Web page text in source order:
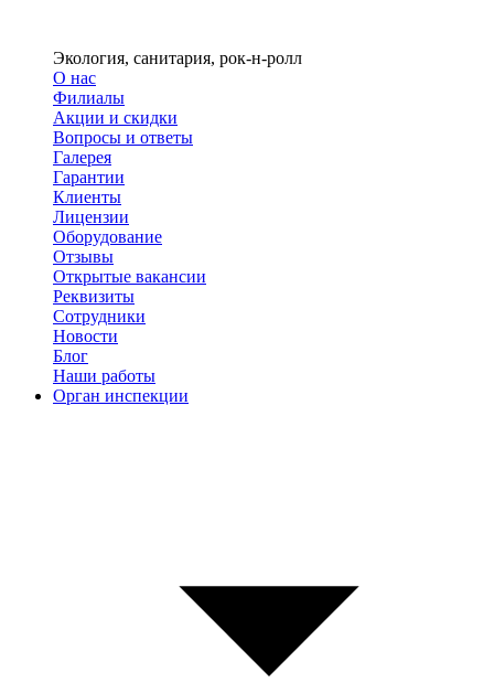
Экология, санитария, рок-н-ролл
О нас
Филиалы
Акции и скидки
Вопросы и ответы
Галерея
Гарантии
Клиенты
Лицензии
Оборудование
Отзывы
Открытые вакансии
Реквизиты
Сотрудники
Новости
Блог
Наши работы
Орган инспекции